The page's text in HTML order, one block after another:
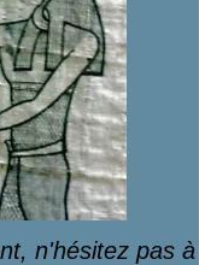
n'hésitez pas à